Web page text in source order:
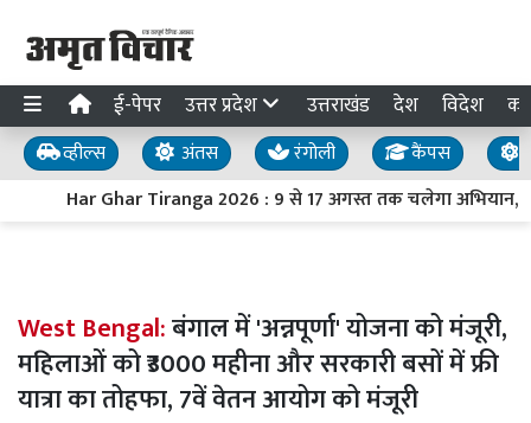
ई-पेपर उत्तर प्रदेश उत्तराखंड देश विदेश
व्हील्स अंतस रंगोली कैंपस
Har Ghar Tiranga 2026 : 9 से 17 अगस्त तक चलेगा अभियान,
West Bengal:बंगाल में 'अन्नपूर्णा' योजना को मंजूरी,
महिलाओं को ₹3000 महीना और सरकारी बसों में फ्री
यात्रा का तोहफा, 7वें वेतन आयोग को मंजूरी